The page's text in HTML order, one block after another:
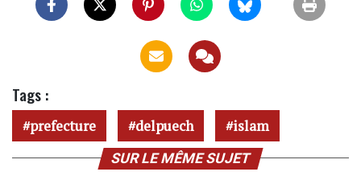
Tags :
prefecture delpuech islam
SUR LE MÊME SUJET